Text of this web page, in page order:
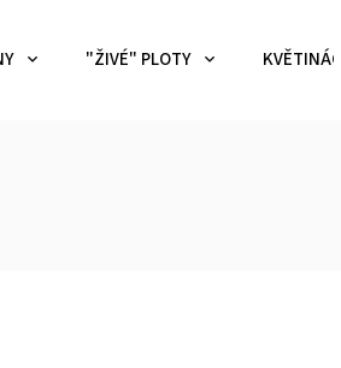
"ŽIVÉ" PLOTY KVĚTINÁČE